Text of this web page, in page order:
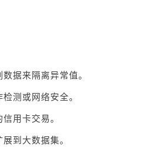
据来隔离异常值。
测或网络安全。
用卡交易。
到大数据集。